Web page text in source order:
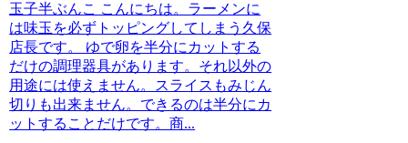
玉子半ぶんこ こんにちは。ラーメンに
は味玉を必ずトッピングしてしまう久保
店長です。 ゆで卵を半分にカットする
だけの調理器具があります。それ以外の
用途には使えません。スライスもみじん
切りも出来ません。できるのは半分にカ
ットすることだけです。商...